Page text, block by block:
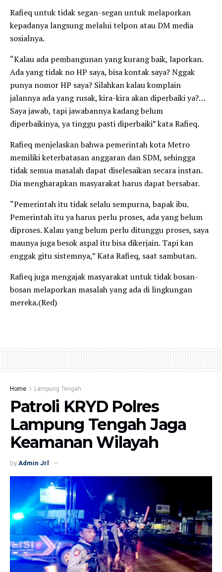
Rafieq untuk tidak segan-segan untuk melaporkan
kepadanya langsung melalui telpon atau DM media
sosialnya.
“Kalau ada pembangunan yang kurang baik, laporkan.
Ada yang tidak no HP saya, bisa kontak saya? Nggak
punya nomor HP saya? Silahkan kalau komplain
jalannya ada yang rusak, kira-kira akan diperbaiki ya?…
Saya jawab, tapi jawabannya kadang belum
diperbaikinya, ya tinggu pasti diperbaiki” kata Rafieq.
Rafieq menjelaskan bahwa pemerintah kota Metro
memiliki keterbatasan anggaran dan SDM, sehingga
tidak semua masalah dapat diselesaikan secara instan.
Dia mengharapkan masyarakat harus dapat bersabar.
“Pemerintah itu tidak selalu sempurna, bapak ibu.
Pemerintah itu ya harus perlu proses, ada yang belum
diproses. Kalau yang belum perlu ditunggu proses, saya
maunya juga besok aspal itu bisa dikerjain. Tapi kan
enggak gitu sistemnya,” Kata Rafieq, saat sambutan.
Rafieq juga mengajak masyarakat untuk tidak bosan-
bosan melaporkan masalah yang ada di lingkungan
mereka.(Red)
Home Lampung Tengah
Patroli KRYD Polres
Lampung Tengah Jaga
Keamanan Wilayah
by Admin Jrl